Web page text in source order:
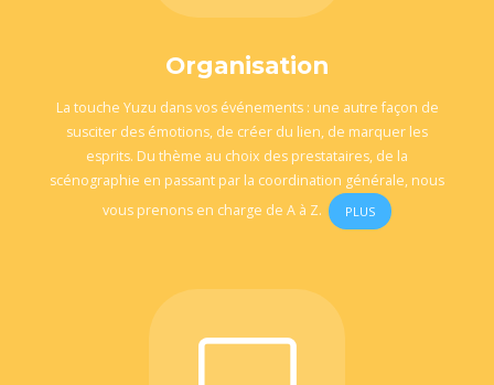
Organisation
La touche Yuzu dans vos événements : une autre façon de
susciter des émotions, de créer du lien, de marquer les
esprits. Du thème au choix des prestataires, de la
scénographie en passant par la coordination générale, nous
vous prenons en charge de A à Z.
PLUS